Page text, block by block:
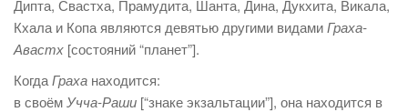
Дипта, Свастха, Прамудита, Шанта, Дина, Дукхита, Викала,
Кхала и Копа являются девятью другими видамиГраха-
Авастх [состояний “планет”].
КогдаГраха находится:
в своёмУчча-Раши [“знаке экзальтации”], она находится в